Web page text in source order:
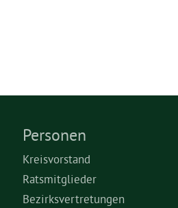
Personen
Kreisvorstand
Ratsmitglieder
Bezirksvertretungen